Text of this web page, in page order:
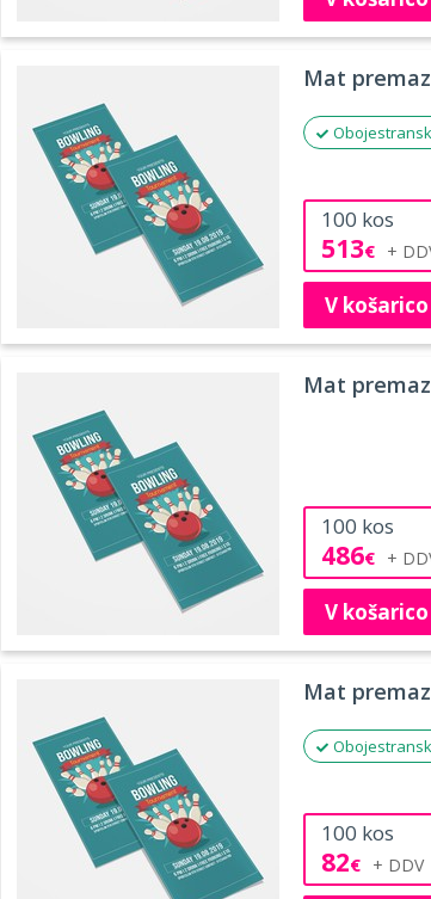
Mat
100 kos
513€
V košarico
Mat
100 kos
486€
V košarico
Mat
100 kos
82€